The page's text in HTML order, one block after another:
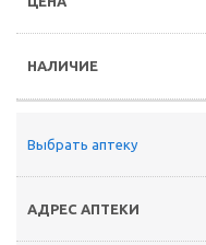
Выбрать аптеку